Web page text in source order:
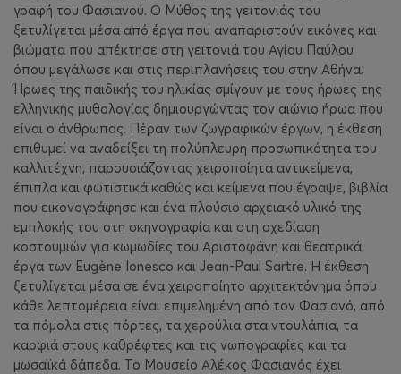
γραφή του Φασιανού. Ο Μύθος της γειτονιάς του
ξετυλίγεται μέσα από έργα που αναπαριστούν εικόνες και
βιώματα που απέκτησε στη γειτονιά του Αγίου Παύλου
όπου μεγάλωσε και στις περιπλανήσεις του στην Αθήνα.
Ήρωες της παιδικής του ηλικίας σμίγουν με τους ήρωες της
ελληνικής μυθολογίας δημιουργώντας τον αιώνιο ήρωα που
είναι ο άνθρωπος. Πέραν των ζωγραφικών έργων, η έκθεση
επιθυμεί να αναδείξει τη πολύπλευρη προσωπικότητα του
καλλιτέχνη, παρουσιάζοντας χειροποίητα αντικείμενα,
έπιπλα και φωτιστικά καθώς και κείμενα που έγραψε, βιβλία
που εικονογράφησε και ένα πλούσιο αρχειακό υλικό της
εμπλοκής του στη σκηνογραφία και στη σχεδίαση
κοστουμιών για κωμωδίες του Αριστοφάνη και θεατρικά
έργα των Eugène Ionesco και Jean-Paul Sartre. Η έκθεση
ξετυλίγεται μέσα σε ένα χειροποίητο αρχιτεκτόνημα όπου
κάθε λεπτομέρεια είναι επιμελημένη από τον Φασιανό, από
τα πόμολα στις πόρτες, τα χερούλια στα ντουλάπια, τα
καρφιά στους καθρέφτες και τις νωπογραφίες και τα
μωσαϊκά δάπεδα. Το Μουσείο Αλέκος Φασιανός έχει